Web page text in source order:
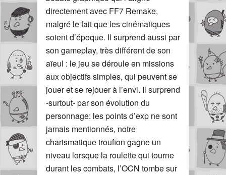
directement avec FF7 Remake,
malgré le fait que les cinématiques
soient d’époque. Il surprend aussi par
son gameplay, très différent de son
aïeul : le jeu se déroule en missions
aux objectifs simples, qui peuvent se
jouer et se rejouer à l’envi. Il surprend
-surtout- par son évolution du
personnage: les points d’exp ne sont
jamais mentionnés, notre
charismatique troufion gagne un
niveau lorsque la roulette qui tourne
durant les combats, l’OCN tombe sur